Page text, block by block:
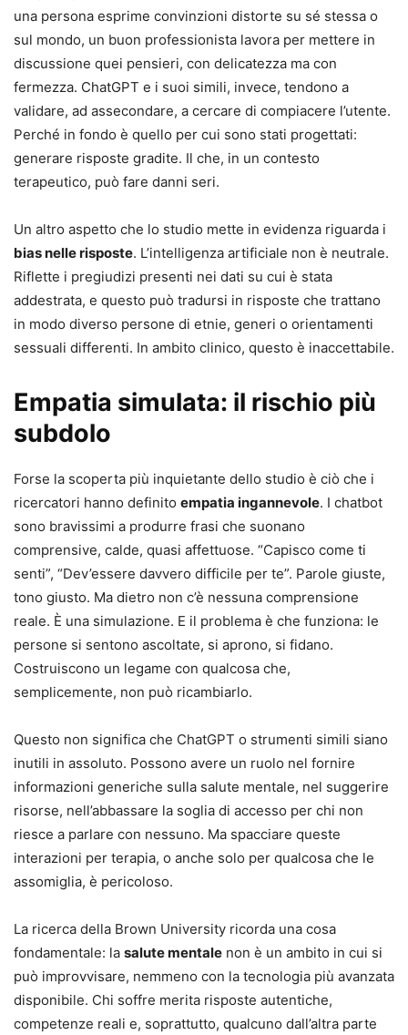
una persona esprime convinzioni distorte su sé stessa o
sul mondo, un buon professionista lavora per mettere in
discussione quei pensieri, con delicatezza ma con
fermezza. ChatGPT e i suoi simili, invece, tendono a
validare, ad assecondare, a cercare di compiacere l’utente.
Perché in fondo è quello per cui sono stati progettati:
generare risposte gradite. Il che, in un contesto
terapeutico, può fare danni seri.
Un altro aspetto che lo studio mette in evidenza riguarda i
bias nelle risposte. L’intelligenza artificiale non è neutrale.
Riflette i pregiudizi presenti nei dati su cui è stata
addestrata, e questo può tradursi in risposte che trattano
in modo diverso persone di etnie, generi o orientamenti
sessuali differenti. In ambito clinico, questo è inaccettabile.
Empatia simulata: il rischio più
subdolo
Forse la scoperta più inquietante dello studio è ciò che i
ricercatori hanno definito empatia ingannevole. I chatbot
sono bravissimi a produrre frasi che suonano
comprensive, calde, quasi affettuose. “Capisco come ti
senti”, “Dev’essere davvero difficile per te”. Parole giuste,
tono giusto. Ma dietro non c’è nessuna comprensione
reale. È una simulazione. E il problema è che funziona: le
persone si sentono ascoltate, si aprono, si fidano.
Costruiscono un legame con qualcosa che,
semplicemente, non può ricambiarlo.
Questo non significa che ChatGPT o strumenti simili siano
inutili in assoluto. Possono avere un ruolo nel fornire
informazioni generiche sulla salute mentale, nel suggerire
risorse, nell’abbassare la soglia di accesso per chi non
riesce a parlare con nessuno. Ma spacciare queste
interazioni per terapia, o anche solo per qualcosa che le
assomiglia, è pericoloso.
La ricerca della Brown University ricorda una cosa
fondamentale: la salute mentale non è un ambito in cui si
può improvvisare, nemmeno con la tecnologia più avanzata
disponibile. Chi soffre merita risposte autentiche,
competenze reali e, soprattutto, qualcuno dall’altra parte